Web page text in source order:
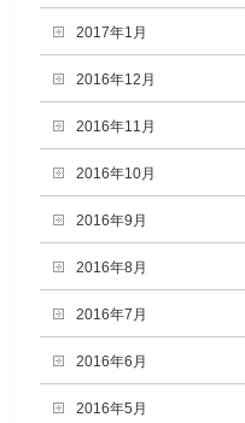
2017年1月
2016年12月
2016年11月
2016年10月
2016年9月
2016年8月
2016年7月
2016年6月
2016年5月